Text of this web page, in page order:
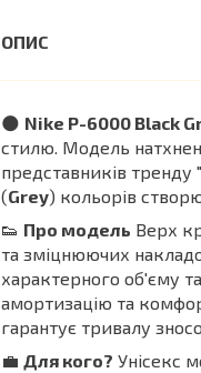
🌑 Nike P-6000 Black
стилю. Модель
представників тренду
(Grey) кольорів
👟 Про модель Верх
та зміцнюючих
характерного об'єму
амортизацію та
гарантує тривалу
💼 Для кого? Унісекс